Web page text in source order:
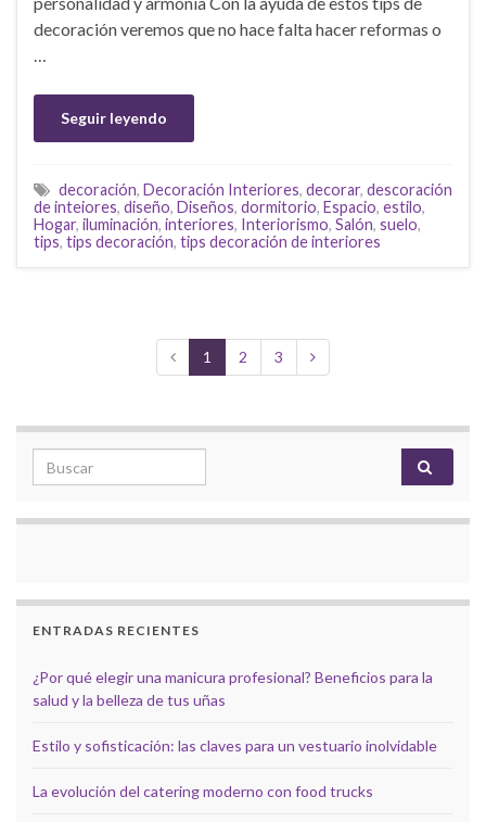
decoración veremos que no hace falta hacer reformas o
…
Seguir leyendo
decoración, Decoración Interiores, decorar, descoración
de inteiores, diseño, Diseños, dormitorio, Espacio, estilo,
Hogar, iluminación, interiores, Interiorismo, Salón, suelo,
tips, tips decoración, tips decoración de interiores
1 2 3
Search for:
ENTRADAS RECIENTES
¿Por qué elegir una manicura profesional? Beneficios para la
salud y la belleza de tus uñas
Estilo y sofisticación: las claves para un vestuario inolvidable
La evolución del catering moderno con food trucks